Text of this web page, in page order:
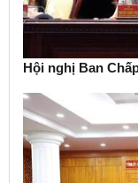
Hội nghị Ban